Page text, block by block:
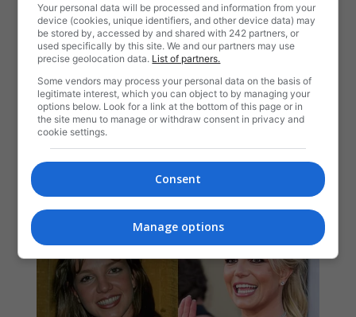
Your personal data will be processed and information from your
device (cookies, unique identifiers, and other device data) may
be stored by, accessed by and shared with 242 partners, or
used specifically by this site. We and our partners may use
precise geolocation data. List of partners.
Some vendors may process your personal data on the basis of
legitimate interest, which you can object to by managing your
options below. Look for a link at the bottom of this page or in
the site menu to manage or withdraw consent in privacy and
cookie settings.
Consent
Manage options